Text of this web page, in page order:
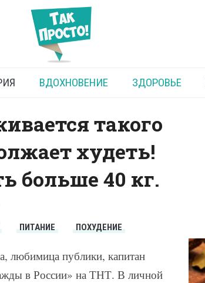
Картункова
ВДОХНОВЕНИЕ ЗДОРОВЬЕ
такого
худеть!
больше 40 кг.
ПИТАНИЕ ПОХУДЕНИЕ
любимица публики, капитан
в России» на ТНТ. В личной